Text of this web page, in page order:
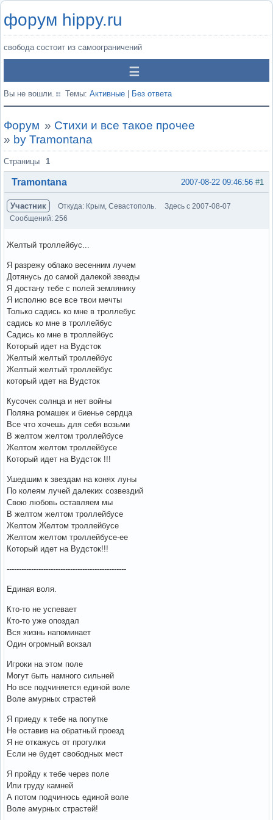
форум hippy.ru
свобода состоит из самоограничений
Вы не вошли. Темы: Активные Без ответа
Форум » Стихи и все такое прочее
» by Tramontana
Страницы 1
#1
2007-08-22 09:46:56
Tramontana
Участник Откуда: Крым, Севастополь.
Здесь с 2007-08-07
Сообщений: 256
Желтый троллейбус...
Я разрежу облако весенним лучем
Дотянусь до самой далекой звезды
Я достану тебе с полей землянику
Я исполню все все твои мечты
Только садись ко мне в троллебус
садись ко мне в троллейбус
Садись ко мне в троллейбус
Который идет на Вудсток
Желтый желтый троллейбус
Желтый желтый троллейбус
который идет на Вудсток
Кусочек солнца и нет войны
Поляна ромашек и биенье сердца
Все что хочешь для себя возьми
В желтом желтом троллейбусе
Желтом желтом троллейбусе
Который идет на Вудсток !!!
Ушедшим к звездам на конях луны
По колеям лучей далеких созвездий
Свою любовь оставляем мы
В желтом желтом троллейбусе
Желтом Желтом троллейбусе
Желтом желтом троллейбусе-ее
Который идет на Вудсток!!!
-------------------------------------------------
Единая воля.
Кто-то не успевает
Кто-то уже опоздал
Вся жизнь напоминает
Один огромный вокзал
Игроки на этом поле
Могут быть намного сильней
Но все подчиняется единой воле
Воле амурных страстей
Я приеду к тебе на попутке
Не оставив на обратный проезд
Я не откажусь от прогулки
Если не будет свободных мест
Я пройду к тебе через поле
Или груду камней
А потом подчинюсь единой воле
Воле амурных страстей!